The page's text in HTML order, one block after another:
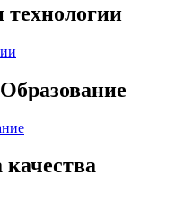
технологии